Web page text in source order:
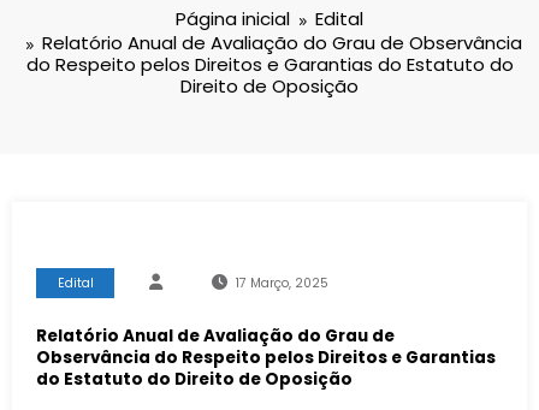
Página inicial
Edital
Relatório Anual de Avaliação do Grau de Observância
do Respeito pelos Direitos e Garantias do Estatuto do
Direito de Oposição
Edital 17 Março, 2025
Relatório Anual de Avaliação do Grau de
Observância do Respeito pelos Direitos e Garantias
do Estatuto do Direito de Oposição